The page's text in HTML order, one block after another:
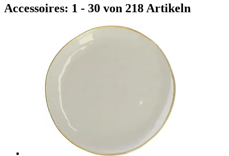
Accessoires: 1 - 30 von 218 Artikeln